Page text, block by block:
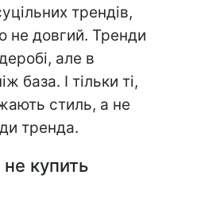
трендів,
не довгий. Тренди
але в
база. І тільки ті,
стиль, а не
тренда.
купить